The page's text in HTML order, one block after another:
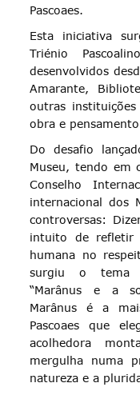
Pascoaes.
Esta iniciativa
Triénio
desenvolvidos
Amarante,
outras
obra e
Do desafio
Museu, tendo em
Conselho
internacional dos
controversas:
intuito de refletir
humana no
surgiu o tema
“Marânus e a
Marânus é a
Pascoaes que
acolhedora
mergulha numa
natureza e a